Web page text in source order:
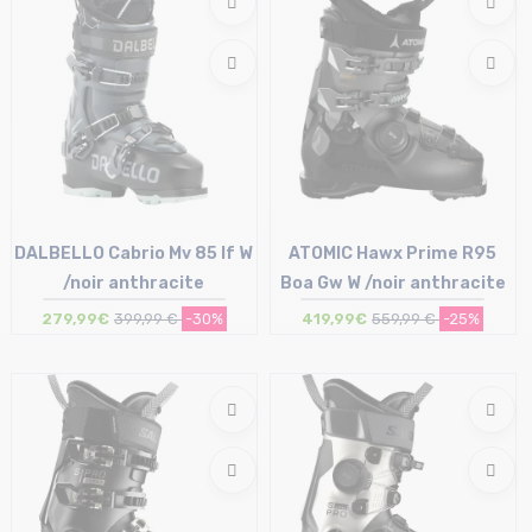
23/23.5 cm | 24/24.5 cm
DALBELLO Cabrio Mv 85 If W
/noir anthracite
279,99€ 399,99 € -30%
24/24.5 cm | 25/25.5 cm
ATOMIC Hawx Prime R95
Boa Gw W /noir anthracite
419,99€ 559,99 € -25%